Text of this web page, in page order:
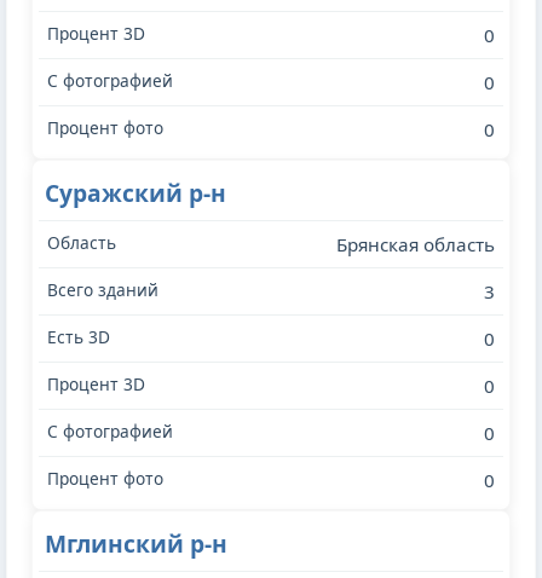
0
0
0
Суражский р-н
Брянская область
3
0
0
0
0
Мглинский р-н